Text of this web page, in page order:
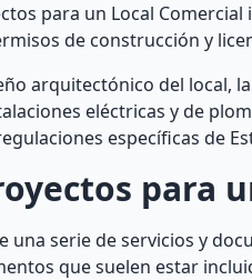
para un Local
de construcción y
arquitectónico del local,
eléctricas y de
específicas de
para
una serie de servicios y
que suelen estar